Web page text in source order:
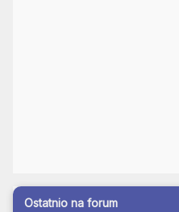
Ostatnio na forum